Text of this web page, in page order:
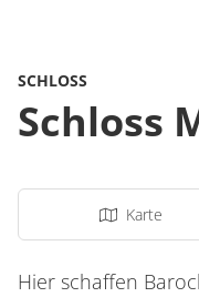
SCHLOSS
Schloss
Karte
Hier schaffen